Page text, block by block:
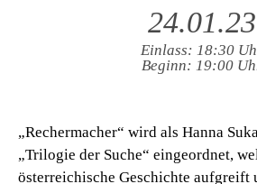
24.01.23
Einlass: 18:30
Beginn: 19:00
„Rechermacher“ wird als Hanna
„Trilogie der Suche“ eingeordnet,
österreichische Geschichte aufgreift